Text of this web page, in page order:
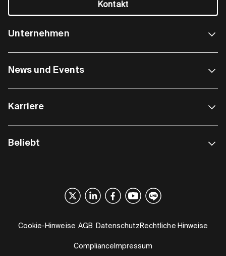
Kontakt
Unternehmen
News und Events
Karriere
Beliebt
Cookie-Hinweise AGB Datenschutz Rechtliche Hinweise
Compliance Impressum